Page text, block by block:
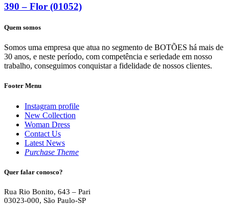
390 – Flor (01052)
Quem somos
Somos uma empresa que atua no segmento de BOTÕES há mais de
30 anos, e neste período, com competência e seriedade em nosso
trabalho, conseguimos conquistar a fidelidade de nossos clientes.
Footer Menu
Instagram profile
New Collection
Woman Dress
Contact Us
Latest News
Purchase Theme
Quer falar conosco?
Rua Rio Bonito, 643 – Pari
03023-000, São Paulo-SP